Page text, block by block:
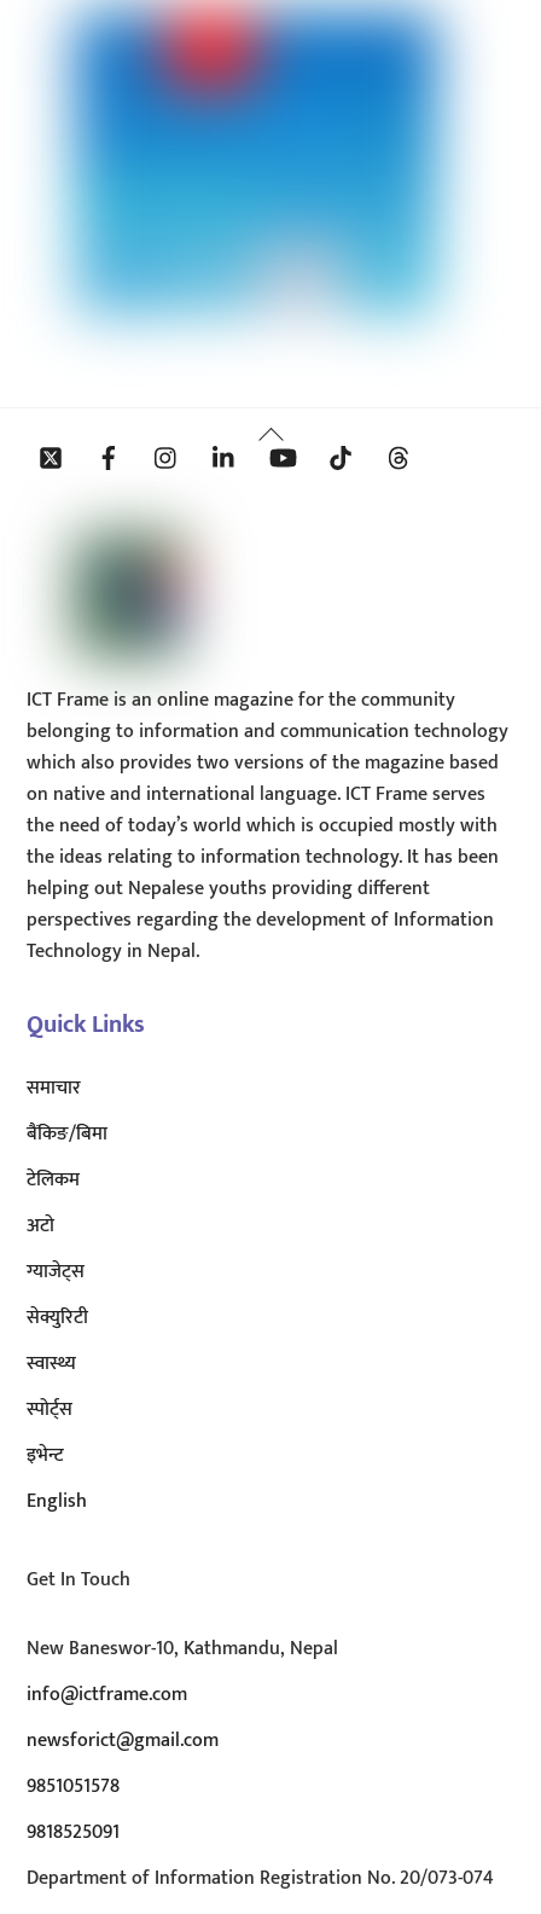
Back
To
Twitter Facebook InstagramLinkedin YouTube Tiktok
ICT Frame is an online magazine for the community
belonging to information and communication technology
which also provides two versions of the magazine based
on native and international language. ICT Frame serves
the need of today’s world which is occupied mostly with
the ideas relating to information technology. It has been
helping out Nepalese youths providing different
perspectives regarding the development of Information
Technology in Nepal.
Quick Links
समाचार
बैंकिङ/बिमा
टेलिकम
अटाे
ग्याजेट्स
सेक्युरिटी
स्वास्थ्य
स्पोर्ट्स
इभेन्ट
English
Get In Touch
New Baneswor-10, Kathmandu, Nepal
info@ictframe.com
newsforict@gmail.com
9851051578
9818525091
Department of Information Registration No. 20/073-074